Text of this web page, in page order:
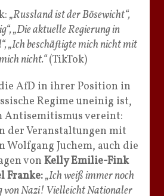
„Russland ist der Bösewicht“,
„Die aktuelle Regierung in
„Ich beschäftigte mich nicht mit
nicht.“(TikTok)
AfD in ihrer Position in
Regime uneinig ist,
Antisemitismus vereint:
der Veranstaltungen mit
Juchem, auch die
von Kelly Emilie-Fink
Franke:„Ich weiß immer noch
von Nazi! Vielleicht Nationaler